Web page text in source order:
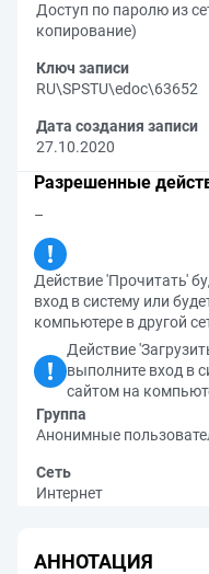
Доступ по паролю из
копирование)
Ключ записи
RU\SPSTU\edoc\63652
Дата создания записи
27.10.2020
Разрешенные
–
Действие 'Прочитать'
вход в систему или
компьютере в другой
Действие
выполните вход в
сайтом на
Группа
Анонимные
Сеть
Интернет
АННОТАЦИЯ